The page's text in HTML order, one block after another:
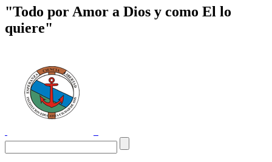
"Todo por Amor a Dios y como El lo
quiere"